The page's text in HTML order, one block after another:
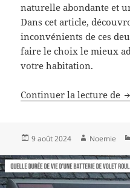
naturelle abondante et
Dans cet article,
inconvénients de ces
faire le choix le mieux
votre habitation.
Continuer la lecture de
Publié
9 août 2024 Auteur
Noemie